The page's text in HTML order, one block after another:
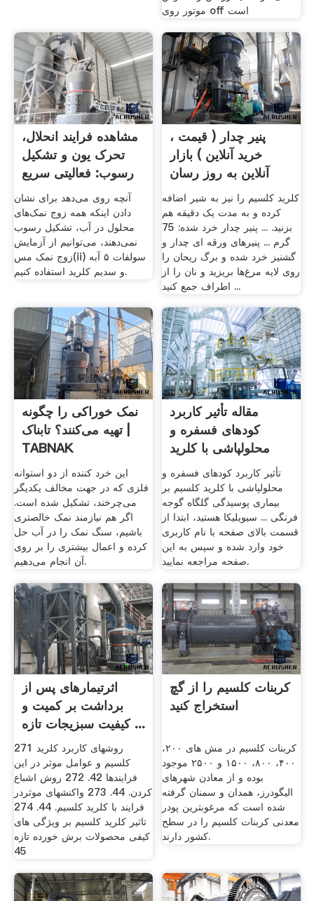
موتور روی off است
مشاهده فرایند انحلال،
تحرک یون و تشکیل
رسوب: فعالیتی سریع
...
آنچه روی می‌دهد برای نشان
دادن اینکه همه زوج نمک‌های
محلول در آب، تشکیل رسوب
نمی‌دهند، می‌توانیم از آزمایش
زوج نمک مس(ii) سولفات ۵ آبه
و سدیم کلرید استفاده کنیم.
پنیر چدار ( قیمت ،
خرید آنلاین ) بازار
آنلاین به روز رسان
کلرید کلسیم را نیز به شیر اضافه
کرده و به مدت یک دقیقه هم
بزنید. ... پنیر چدار خرد شده: 75
گرم ... پنیرهای ورقه ای چدار و
گشنیز خرد شده و برگ ریحان را
روی لایه مرغ‌ها بریزید و نان را از
اطراف جمع کنید ...
نمک خوراکی را چگونه
تهیه می‌کنند؟ تابناک |
TABNAK
این خرد کننده از دو استوانه
فلزی که در جهت مخالف یکدیگر
می‌چرخند، تشکیل شده است.
اگر هم نیازمند نمک خالصتری
باشیم، سنگ نمک را در آب حل
کرده و اعمال بیشتری را بر روی
آن انجام می‌دهیم.
مقاله تأثیر کاربرد
کودهای فسفره و
محلولپاشی با کلرید
کلسیم ...
تأثیر کاربرد کودهای فسفره و
محلولپاشی با کلرید کلسیم بر
بیماری پوسیدگی گلگاه گوجه
فرنگی ... سیویلیکا هستید، ابتدا از
قسمت بالای صفحه با نام کاربری
خود وارد شده و سپس به این
صفحه مراجعه نمایید.
اثرتیمارهای پس از
برداشت بر کمیت و
کیفیت سبزیجات تازه ...
271 روشهای کاربرد کلرید
کلسیم و عوامل موثر در این
فرایندها 42. 272 روش اشباع
کردن. 44. 273 واکنشهای موثردر
فرایند با کلرید کلسیم. 44. 274
تاثیر کلرید کلسیم بر ویژگی های
کیفی محصولات برش خورده تازه
45
کربنات کلسیم را از گچ
استخراج کنید
کربنات کلسیم در مش های ۲۰۰،
۴۰۰، ۸۰۰، ۱۵۰۰ و ۲۵۰۰ موجود
بوده و از معادن شهرهای
الیگودرز، همدان و سمنان گرفته
شده است که مرغوبترین پودر
معدنی کربنات کلسیم را در سطح
کشور دارند.